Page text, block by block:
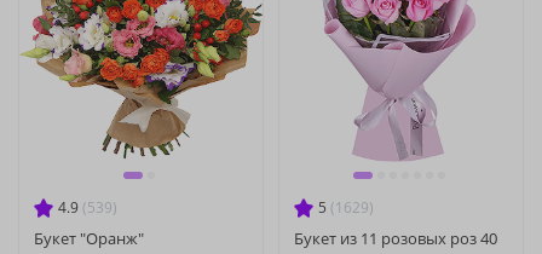
4.9 (539)
Букет "Оранж"
5 (1629)
Букет из 11 розовых роз 40